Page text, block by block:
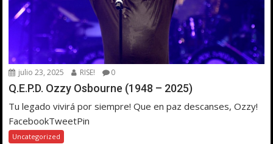
julio 23, 2025 RISE! 0
Q.E.P.D. Ozzy Osbourne (1948 – 2025)
Tu legado vivirá por siempre! Que en paz descanses, Ozzy!
FacebookTweetPin
Uncategorized